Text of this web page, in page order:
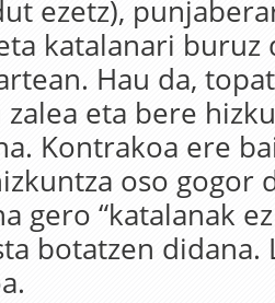
ezetz),
katalanari buruz
Hau da,
eta bere
Kontrakoa ere
oso gogor
gero “katalanak
botatzen didana.